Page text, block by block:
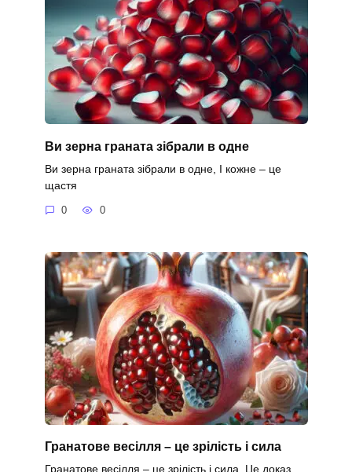
Ви зерна граната зібрали в одне
Ви зерна граната зібрали в одне, І кожне – це
щастя
0 0
Гранатове весілля – це зрілість і сила
Гранатове весілля – це зрілість і сила, Це доказ,